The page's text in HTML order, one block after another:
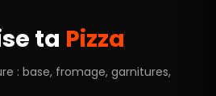
ta Pizza
: base, fromage, garnitures,